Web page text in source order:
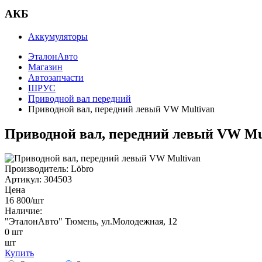
АКБ
Аккумуляторы
ЭталонАвто
Магазин
Автозапчасти
ШРУС
Приводной вал передний
Приводной вал, передний левый VW Multivan
Приводной вал, передний левый VW
Производитель: Löbro
Артикул: 304503
Цена
16 800/шт
Наличие:
"ЭталонАвто" Тюмень, ул.Молодежная, 12
0 шт
шт
Купить